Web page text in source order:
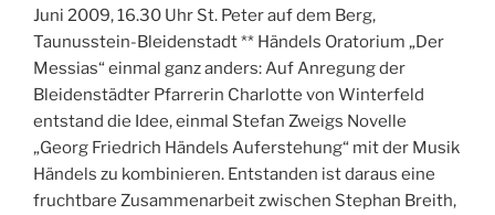
Juni 2009, 16.30 Uhr St. Peter auf dem Berg,
Taunusstein-Bleidenstadt ** Händels Oratorium „Der
Messias“ einmal ganz anders: Auf Anregung der
Bleidenstädter Pfarrerin Charlotte von Winterfeld
entstand die Idee, einmal Stefan Zweigs Novelle
„Georg Friedrich Händels Auferstehung“ mit der Musik
Händels zu kombinieren. Entstanden ist daraus eine
fruchtbare Zusammenarbeit zwischen Stephan Breith,